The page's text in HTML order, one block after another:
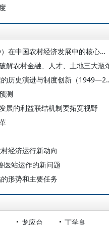
赵俊臣 陈晓未：乡村企业家（CEO）在中国农村经济发展中的核心地位与引领作用——三论中国农村发展学的构建
解农村金融、人才、土地三大瓶
王曙光 等：中国扶贫
测
展的利益联结机制要拓宽视野
经济运行新动向
医站运作的新问题
形势和主要任务
龙应台 丁学良